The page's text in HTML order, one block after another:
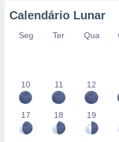
Calendário Lunar
Seg Ter Qua
10 11 12
17 18 19